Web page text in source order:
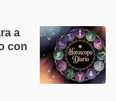
a
con